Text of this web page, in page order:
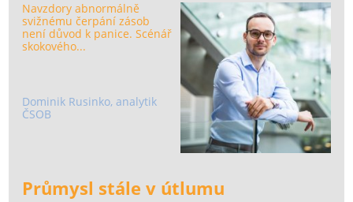
Navzdory abnormálně
svižnému čerpání zásob
není důvod k panice. Scénář
skokového...
Dominik Rusinko, analytik
ČSOB
Průmysl stále v útlumu